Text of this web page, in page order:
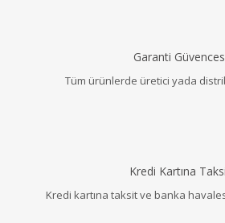
Garanti
Tüm ürünlerde üretici yada
Kredi Kartına
Kredi kartına taksit ve banka